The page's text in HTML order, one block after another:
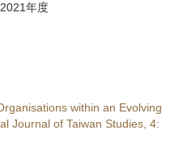
年度
within an Evolving
Journal of Taiwan Studies, 4: